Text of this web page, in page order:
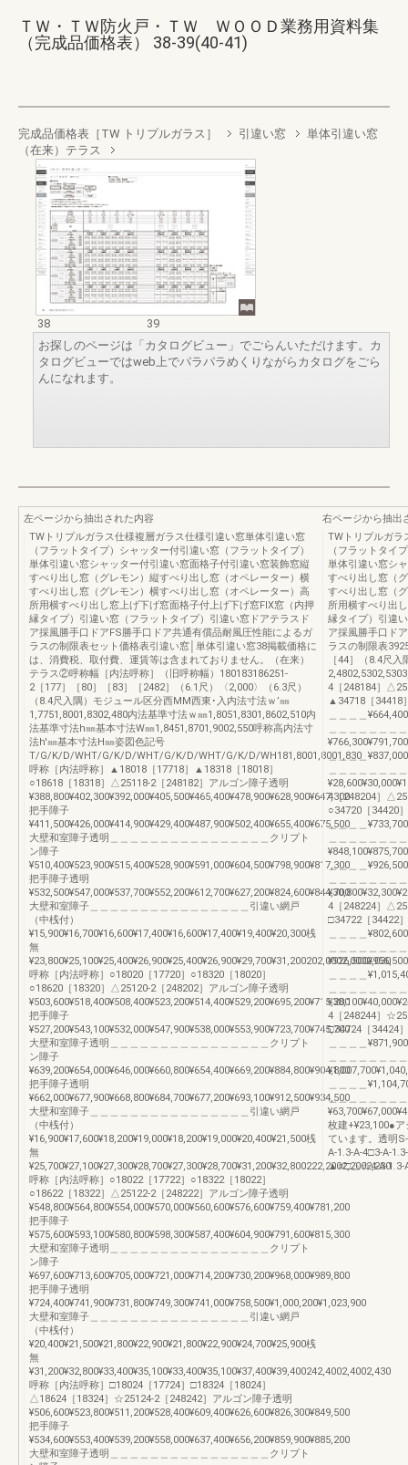
ＴＷ・ＴＷ防火戸・ＴＷ ＷＯＯＤ業務用資料集
（完成品価格表） 38-39(40-41)
完成品価格表［TW トリプルガラス］ 引違い窓
単体引違い窓
（在来）テラス
38
39
お探しのページは「カタログビュー」でごらんいただけます。カ
タログビューではweb上でパラパラめくりながらカタログをごら
んになれます。
左ページから抽出された内容
TWトリプルガラス仕様複層ガラス仕様引違い窓単体引違い窓
（フラットタイプ）シャッター付引違い窓（フラットタイプ）
単体引違い窓シャッター付引違い窓面格子付引違い窓装飾窓縦
すべり出し窓（グレモン）縦すべり出し窓（オペレーター）横
すべり出し窓（グレモン）横すべり出し窓（オペレーター）高
所用横すべり出し窓上げ下げ窓面格子付上げ下げ窓FIX窓（内押
縁タイプ）引違い窓（フラットタイプ）引違い窓ドアテラスド
ア採風勝手口ドアFS勝手口ドア共通有償品耐風圧性能によるガ
ラスの制限表セット価格表引違い窓│単体引違い窓38掲載価格に
は、消費税、取付費、運賃等は含まれておりません。（在来）
テラス②呼称幅［内法呼称］（旧呼称幅）180183186251-
2［177］［80］［83］［2482］（6.1尺）〈2,000〉（6.3尺）
（8.4尺入隅）モジュール区分西MM西東･入内法寸法ｗ’㎜
1,7751,8001,8302,480内法基準寸法ｗ㎜1,8051,8301,8602,510内
法基準寸法h㎜基本寸法W㎜1,8451,8701,9002,550呼称高内法寸
法h'㎜基本寸法H㎜姿図色記号
T/G/K/D/WHT/G/K/D/WHT/G/K/D/WHT/G/K/D/WH181,8001,8001,830
呼称［内法呼称］▲18018［17718］▲18318［18018］
○18618［18318］△25118-2［248182］アルゴン障子透明
¥388,800¥402,300¥392,000¥405,500¥465,400¥478,900¥628,900¥647,300
把手障子
¥411,500¥426,000¥414,900¥429,400¥487,900¥502,400¥655,400¥675,500
大壁和室障子透明＿＿＿＿＿＿＿＿＿＿＿＿＿＿＿＿クリプト
ン障子
¥510,400¥523,900¥515,400¥528,900¥591,000¥604,500¥798,900¥817,300
把手障子透明
¥532,500¥547,000¥537,700¥552,200¥612,700¥627,200¥824,600¥844,700
大壁和室障子＿＿＿＿＿＿＿＿＿＿＿＿＿＿＿＿引違い網戸
（中桟付）
¥15,900¥16,700¥16,600¥17,400¥16,600¥17,400¥19,400¥20,300桟
無
¥23,800¥25,100¥25,400¥26,900¥25,400¥26,900¥29,700¥31,200202,0002,0002,030
呼称［内法呼称］○18020［17720］○18320［18020］
○18620［18320］△25120-2［248202］アルゴン障子透明
¥503,600¥518,400¥508,400¥523,200¥514,400¥529,200¥695,200¥715,200
把手障子
¥527,200¥543,100¥532,000¥547,900¥538,000¥553,900¥723,700¥745,700
大壁和室障子透明＿＿＿＿＿＿＿＿＿＿＿＿＿＿＿＿クリプト
ン障子
¥639,200¥654,000¥646,000¥660,800¥654,400¥669,200¥884,800¥904,800
把手障子透明
¥662,000¥677,900¥668,800¥684,700¥677,200¥693,100¥912,500¥934,500
大壁和室障子＿＿＿＿＿＿＿＿＿＿＿＿＿＿＿＿引違い網戸
（中桟付）
¥16,900¥17,600¥18,200¥19,000¥18,200¥19,000¥20,400¥21,500桟
無
¥25,700¥27,100¥27,300¥28,700¥27,300¥28,700¥31,200¥32,800222,2002,2002,230
呼称［内法呼称］○18022［17722］○18322［18022］
○18622［18322］△25122-2［248222］アルゴン障子透明
¥548,800¥564,800¥554,000¥570,000¥560,600¥576,600¥759,400¥781,200
把手障子
¥575,600¥593,100¥580,800¥598,300¥587,400¥604,900¥791,600¥815,300
大壁和室障子透明＿＿＿＿＿＿＿＿＿＿＿＿＿＿＿＿クリプト
ン障子
¥697,600¥713,600¥705,000¥721,000¥714,200¥730,200¥968,000¥989,800
把手障子透明
¥724,400¥741,900¥731,800¥749,300¥741,000¥758,500¥1,000,200¥1,023,900
大壁和室障子＿＿＿＿＿＿＿＿＿＿＿＿＿＿＿＿引違い網戸
（中桟付）
¥20,400¥21,500¥21,800¥22,900¥21,800¥22,900¥24,700¥25,900桟
無
¥31,200¥32,800¥33,400¥35,100¥33,400¥35,100¥37,400¥39,400242,4002,4002,430
呼称［内法呼称］□18024［17724］□18324［18024］
△18624［18324］☆25124-2［248242］アルゴン障子透明
¥506,600¥523,800¥511,200¥528,400¥609,400¥626,600¥826,300¥849,500
把手障子
¥534,600¥553,400¥539,200¥558,000¥637,400¥656,200¥859,900¥885,200
大壁和室障子透明＿＿＿＿＿＿＿＿＿＿＿＿＿＿＿＿クリプト
右ページから抽出
TWトリプルガラ
（フラットタイ
単体引違い窓シ
すべり出し窓（
すべり出し窓（
所用横すべり出
縁タイプ）引違
ア採風勝手口ド
ラスの制限表
［44］（8.4尺
4［248184］
▲34718［34418
＿＿＿＿
＿＿＿＿
4［248204］
○34720［34420
＿＿＿＿
＿＿＿＿
4［248224］
□34722［34422
＿＿＿＿
＿＿＿＿
4［248244］
□34724［34424
＿＿＿＿
＿＿＿＿
＿＿＿＿＿＿＿
枚建+¥23,100●
ています。透明
A-1.3-A-4□3-A-
▲○□△☆4-A-1.3-